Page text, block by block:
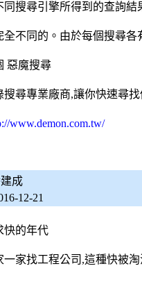
同搜尋引擎所得到的查詢結
全不同的。由於每個搜尋各
惡魔搜尋
搜尋專業廠商,讓你快速尋
www.demon.com.tw/
成
12-21
快的年代
一家找工程公司,這種快被